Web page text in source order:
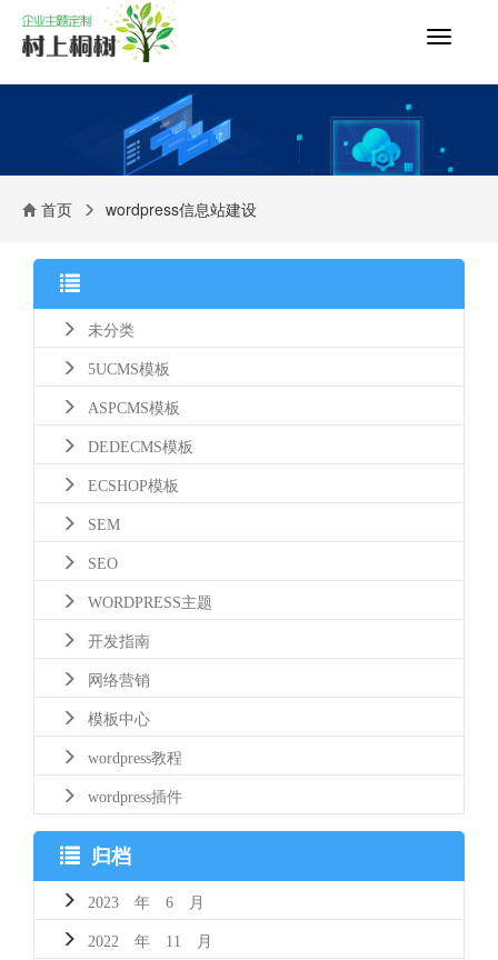
切
导
首页 wordpress信息站建设
未分类
5UCMS模板
ASPCMS模板
DEDECMS模板
ECSHOP模板
SEM
SEO
WORDPRESS主题
开发指南
网络营销
模板中心
wordpress教程
wordpress插件
归档
2023 年 6 月
2022 年 11 月